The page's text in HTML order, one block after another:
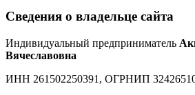
Сведения о владельце сайта
Индивидуальный предприниматель
Вячеславовна
ИНН 261502250391, ОГРНИП